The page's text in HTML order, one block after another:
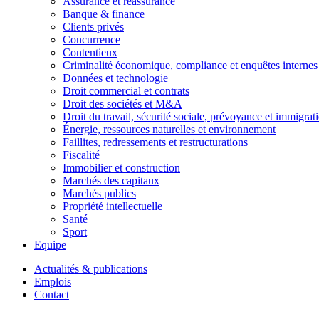
Banque & finance
Clients privés
Concurrence
Contentieux
Criminalité économique, compliance et enquêtes internes
Données et technologie
Droit commercial et contrats
Droit des sociétés et M&A
Droit du travail, sécurité sociale, prévoyance et
Énergie, ressources naturelles et environnement
Faillites, redressements et restructurations
Fiscalité
Immobilier et construction
Marchés des capitaux
Marchés publics
Propriété intellectuelle
Santé
Sport
Equipe
Actualités & publications
Emplois
Contact